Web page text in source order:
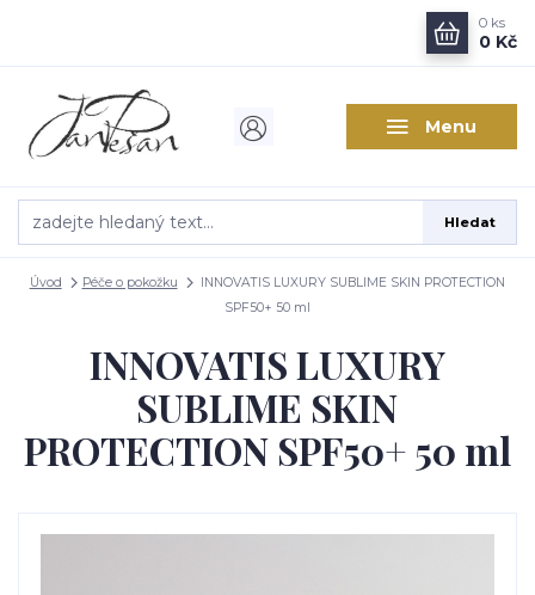
Menu
Hledat
0 ks
0 Kč
Úvod Péče o pokožku
INNOVATIS LUXURY SUBLIME SKIN PROTECTION
SPF50+ 50 ml
INNOVATIS LUXURY
SUBLIME SKIN
PROTECTION SPF50+ 50 ml